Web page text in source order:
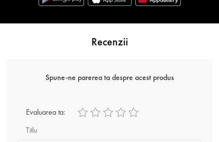
Recenzii
Spune-ne parerea ta despre acest produs
Titlu
Evaluarea ta: